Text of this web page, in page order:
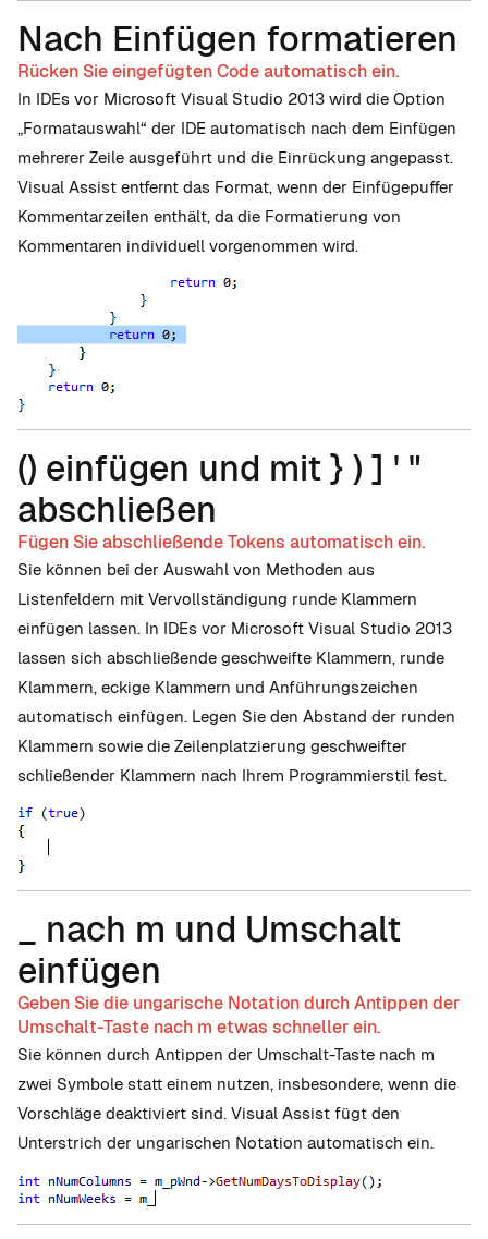
Nach Einfügen formatieren
Rücken Sie eingefügten Code automatisch ein.
In IDEs vor Microsoft Visual Studio 2013 wird die Option
„Formatauswahl“ der IDE automatisch nach dem Einfügen
mehrerer Zeile ausgeführt und die Einrückung angepasst.
Visual Assist entfernt das Format, wenn der Einfügepuffer
Kommentarzeilen enthält, da die Formatierung von
Kommentaren individuell vorgenommen wird.
() einfügen und mit } ) ] ' "
abschließen
Fügen Sie abschließende Tokens automatisch ein.
Sie können bei der Auswahl von Methoden aus
Listenfeldern mit Vervollständigung runde Klammern
einfügen lassen. In IDEs vor Microsoft Visual Studio 2013
lassen sich abschließende geschweifte Klammern, runde
Klammern, eckige Klammern und Anführungszeichen
automatisch einfügen. Legen Sie den Abstand der runden
Klammern sowie die Zeilenplatzierung geschweifter
schließender Klammern nach Ihrem Programmierstil fest.
_ nach m und Umschalt
einfügen
Geben Sie die ungarische Notation durch Antippen der
Umschalt-Taste nach m etwas schneller ein.
Sie können durch Antippen der Umschalt-Taste nach m
zwei Symbole statt einem nutzen, insbesondere, wenn die
Vorschläge deaktiviert sind. Visual Assist fügt den
Unterstrich der ungarischen Notation automatisch ein.